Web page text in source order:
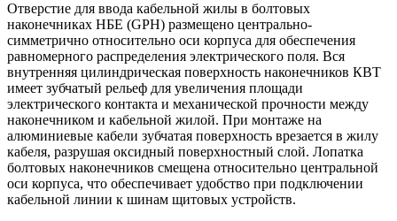
Отверстие для ввода кабельной жилы в болтовых
наконечниках НБЕ (GPH) размещено центрально-
симметрично относительно оси корпуса для обеспечения
равномерного распределения электрического поля. Вся
внутренняя цилиндрическая поверхность наконечников КВТ
имеет зубчатый рельеф для увеличения площади
электрического контакта и механической прочности между
наконечником и кабельной жилой. При монтаже на
алюминиевые кабели зубчатая поверхность врезается в жилу
кабеля, разрушая оксидный поверхностный слой. Лопатка
болтовых наконечников смещена относительно центральной
оси корпуса, что обеспечивает удобство при подключении
кабельной линии к шинам щитовых устройств.